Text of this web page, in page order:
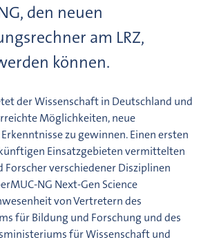
den neuen
am LRZ,
können.
der Wissenschaft in Deutschland und
Möglichkeiten, neue
zu gewinnen. Einen ersten
Einsatzgebieten vermittelten
Forscher verschiedener Disziplinen
NG Next-Gen Science
von Vertretern des
für Bildung und Forschung und des
für Wissenschaft und